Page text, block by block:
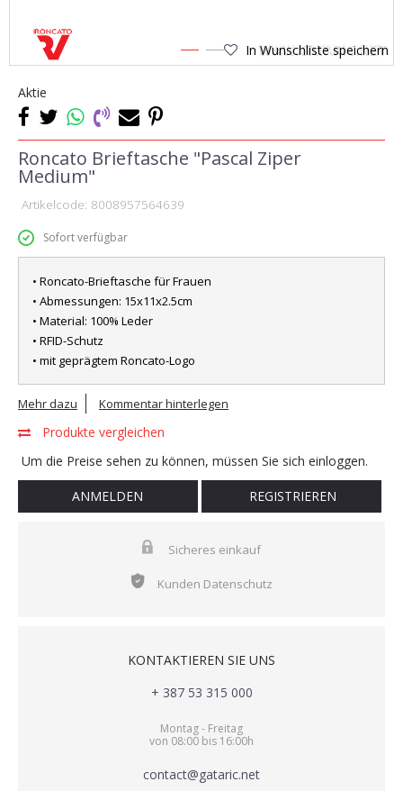
1 2 In Wunschliste speichern
Aktie
Roncato Brieftasche "Pascal Ziper
Medium"
Artikelcode: 8008957564639
Sofort verfügbar
• Roncato-Brieftasche für Frauen
• Abmessungen: 15x11x2.5cm
• Material: 100% Leder
• RFID-Schutz
• mit geprägtem Roncato-Logo
Mehr dazu Kommentar hinterlegen
Produkte vergleichen
Um die Preise sehen zu können, müssen Sie sich einloggen.
ANMELDEN REGISTRIEREN
Sicheres einkauf
Kunden Datenschutz
KONTAKTIEREN SIE UNS
+ 387 53 315 000
Montag - Freitag
von 08:00 bis 16:00h
contact@gataric.net